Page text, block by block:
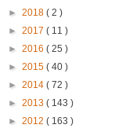
► 2018 ( 2 )
► 2017 ( 11 )
► 2016 ( 25 )
► 2015 ( 40 )
► 2014 ( 72 )
► 2013 ( 143 )
► 2012 ( 163 )